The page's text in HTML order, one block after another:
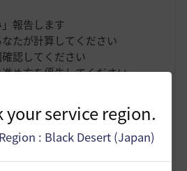
your service region.
: Black Desert (Japan)
報告します
たが計算してください
認してください
め方を優先してください